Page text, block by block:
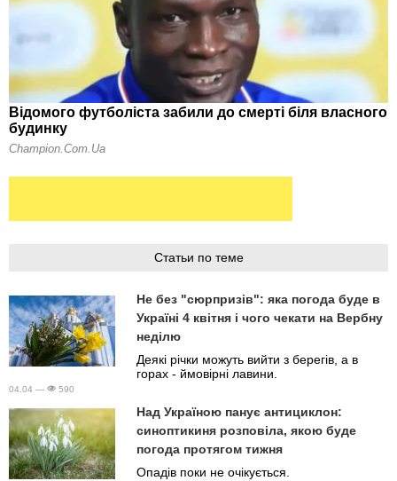
Статьи по теме
Не без "сюрпризів": яка погода буде в
Україні 4 квітня і чого чекати на Вербну
неділю
Деякі річки можуть вийти з берегів, а в
горах - ймовірні лавини.
04.04 — 590
Над Україною панує антициклон:
синоптикиня розповіла, якою буде
погода протягом тижня
Опадів поки не очікується.